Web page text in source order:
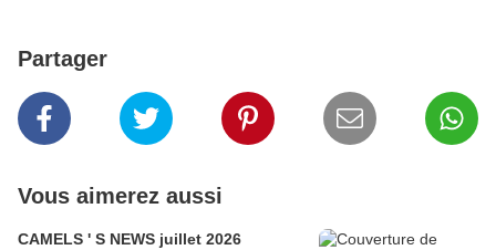
Partager
Vous aimerez aussi
CAMELS ' S NEWS juillet 2026